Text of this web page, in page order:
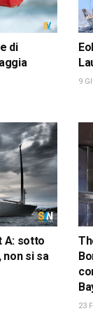
di
9
A: sotto
si sa
23